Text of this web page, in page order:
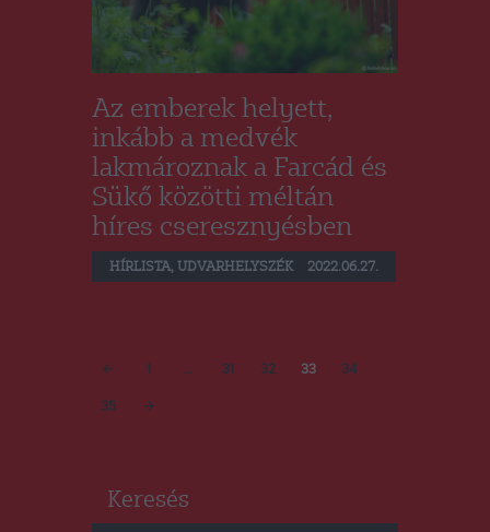
Az emberek helyett,
inkább a medvék
lakmároznak a Farcád és
Sükő közötti méltán
híres cseresznyésben
HÍRLISTA, UDVARHELYSZÉK 2022.06.27.
Bejegyzések
lapozása
<
PAGE
1 … PAGE
31 PAGE
32 PAGE
33 PAGE
34
PAGE
35
Keresés